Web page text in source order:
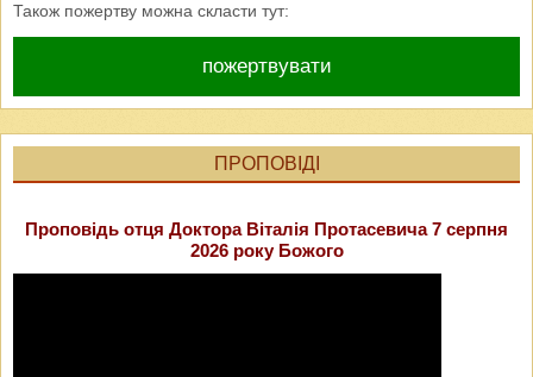
Також пожертву можна скласти тут:
пожертвувати
ПРОПОВІДІ
Проповідь отця Доктора Віталія Протасевича 7 серпня
2026 року Божого